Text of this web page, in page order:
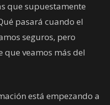
que supuestamente
pasará cuando el
seguros, pero
que veamos más del
está empezando a